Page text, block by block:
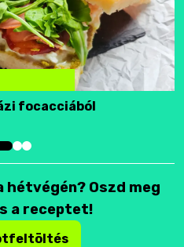
focacciából
Oszd meg
a receptet!